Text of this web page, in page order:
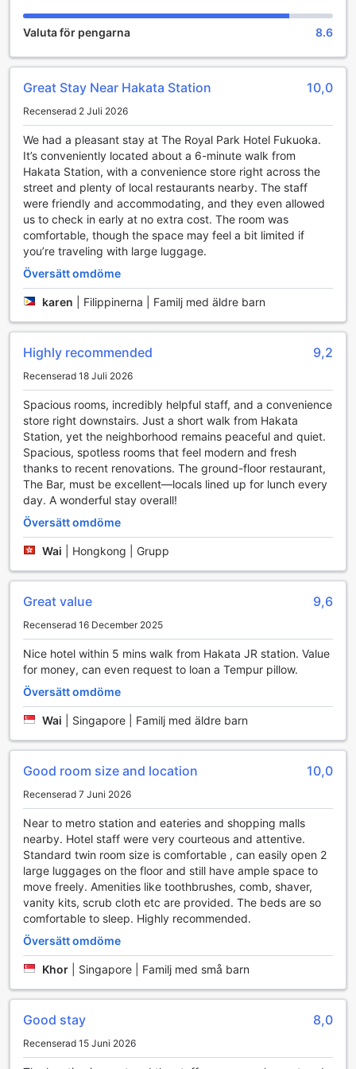
hotellet en rad olika behandlingar för att möta dina behov.
The Royal Park Hotel Fukuoka erbjuder en mängd
bekvämligheter för att göra din vistelse så bekymmersfri
som möjligt. Gäster kan njuta av gratis Wi-Fi i alla rum samt
i offentliga områden, vilket gör det enkelt att hålla
kontakten eller planera dagens äventyr. För de som
behöver tvätta eller fräscha upp sina kläder finns tillgång
till tvätt- och kemtvättjänster samt en praktisk tvättstuga,
vilket är perfekt för längre vistelser eller affärsresenärer.
Hotellet har även bekvämligheter som luggage storage för
att underlätta din ankomst och avresa, samt ett utvalt
område för rökning för att tillgodose olika behov. Dessutom
finns en automat för drycker och snacks, vilket ger snabb
tillgång till förfriskningar när du är på språng. Daglig
städning och ett professionellt tvätteri säkerställer att ditt
boende alltid är rent och fräscht, vilket bidrar till en
bekväm och avkopplande vistelse i Fukuoka.
Bekväma transportalternativ på The Royal Park Hotel
The Royal Park Hotel Fukuoka erbjuder gästerna bekväma
transportmöjligheter för att underlätta deras vistelse i
staden. Hotellet har en tillgänglig parkeringsplats där
gäster kan parkera sina fordon, vilket gör det enkelt att
utforska Fukuoka med egen bil. Observera att
parkeringsavgifter kan tillkomma, vilket ger en smidig och
transparent tjänst för bilägare. För de som föredrar att resa
bekvämt och snabbt, finns även taxi service tillgänglig,
vilket gör det enkelt att ta sig till stadens sevärdheter,
affärsdistrikt eller flygplatsen. Med dessa
transportfaciliteter kan gästerna njuta av en problemfri och
bekväm vistelse i Fukuoka.
Bekväma och moderna rum på The Royal Park Hotel
Fukuoka
Upplev en bekväm och avkopplande vistelse i våra
välutrustade rum, som är designade för att ge maximal
komfort. Varje rum är utrustat med luftkonditionering för att
mörkläggningsgardiner som garanterar en god natts sömn.
toalettsaker och ett urval av gratis drycker inklusive kaffe
och te, samt en minibar och kylskåp för extra
Njut av underhållning med satellit- och kabel-tv, inhouse-
filmer och en modern hårtork för din bekvämlighet. Varje
dag kan du läsa en dagstidning som levereras till ditt rum,
och för en extra avkopplande stund finns det även
möjlighet att koppla av med gratis filmer och tillgång till
olika bekvämligheter. Rummen är utformade för att erbjuda
en perfekt blandning av komfort och funktionalitet, vilket
gör ditt besök i Fukuoka till en minnesvärd upplevelse.
Gastronomiska Upplevelser på The Royal Park Hotel
Fukuoka
Njut av en utsökt start på dagen med hotellets omfattande
frukostbuffé, som erbjuder ett brett urval av fräscha och
välsmakande alternativ för att tillfredsställa alla smaker. För
Valuta för pengarna 8.6
Great Stay Near Hakata Station 10,0
Recenserad 2 Juli 2026
We had a pleasant stay at The Royal Park Hotel Fukuoka.
It’s conveniently located about a 6-minute walk from
Hakata Station, with a convenience store right across the
street and plenty of local restaurants nearby. The staff
were friendly and accommodating, and they even allowed
us to check in early at no extra cost. The room was
comfortable, though the space may feel a bit limited if
you’re traveling with large luggage.
Översätt omdöme
karen Filippinerna | Familj med äldre barn
Highly recommended 9,2
Recenserad 18 Juli 2026
Spacious rooms, incredibly helpful staff, and a convenience
store right downstairs. Just a short walk from Hakata
Station, yet the neighborhood remains peaceful and quiet.
Spacious, spotless rooms that feel modern and fresh
thanks to recent renovations. The ground-floor restaurant,
The Bar, must be excellent—locals lined up for lunch every
day. A wonderful stay overall!
Översätt omdöme
Wai Hongkong | Grupp
Great value 9,6
Recenserad 16 December 2025
Nice hotel within 5 mins walk from Hakata JR station. Value
for money, can even request to loan a Tempur pillow.
Översätt omdöme
Wai Singapore | Familj med äldre barn
Good room size and location 10,0
Recenserad 7 Juni 2026
Near to metro station and eateries and shopping malls
nearby. Hotel staff were very courteous and attentive.
Standard twin room size is comfortable , can easily open 2
large luggages on the floor and still have ample space to
move freely. Amenities like toothbrushes, comb, shaver,
vanity kits, scrub cloth etc are provided. The beds are so
comfortable to sleep. Highly recommended.
Översätt omdöme
Khor Singapore | Familj med små barn
Good stay 8,0
Recenserad 15 Juni 2026